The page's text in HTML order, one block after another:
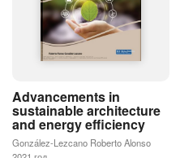
Advancements in
sustainable architecture
and energy efficiency
González-Lezcano Roberto Alonso